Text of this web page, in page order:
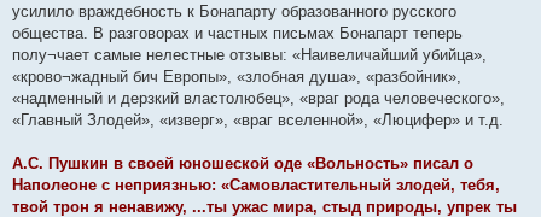
усилило враждебность к Бонапарту образованного русского
общества. В разговорах и частных письмах Бонапарт теперь
полу¬чает самые нелестные отзывы: «Наивеличайший убийца»,
«крово¬жадный бич Европы», «злобная душа», «разбойник»,
«надменный и дерзкий властолюбец», «враг рода человеческого»,
«Главный Злодей», «изверг», «враг вселенной», «Люцифер» и т.д.
А.С. Пушкин в своей юношеской оде «Вольность» писал о
Наполеоне с неприязнью: «Самовластительный злодей, тебя,
твой трон я ненавижу, ...ты ужас мира, стыд природы, упрек ты